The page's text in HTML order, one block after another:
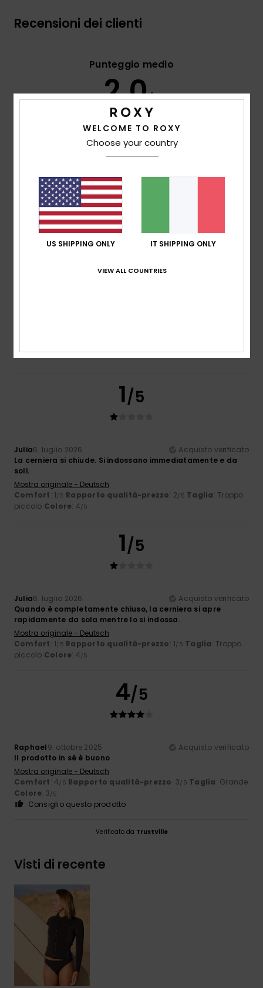
Recensioni dei clienti
Punteggio medio
2.0/5
3 recensioni verificate dal ottobre 2025
Il 33% dei nostri clienti consiglia questo prodotto
Comfort
Rapporto qualità-prezzo
Taglia
1/5
Julia6. luglio 2026
Acquisto verificato
La cerniera si chiude. Si indossano immediatamente e da
soli.
Mostra originale - Deutsch
Comfort: 1/5 Rapporto qualità-prezzo: 2/5 Taglia: Troppo
piccolo Colore: 4/5
1/5
Julia6. luglio 2026
Acquisto verificato
Quando è completamente chiuso, la cerniera si apre
rapidamente da sola mentre lo si indossa.
Mostra originale - Deutsch
Comfort: 1/5 Rapporto qualità-prezzo: 1/5 Taglia: Troppo
piccolo Colore: 4/5
4/5
Raphael9. ottobre 2025
Acquisto verificato
Il prodotto in sé è buono
Mostra originale - Deutsch
Comfort: 4/5 Rapporto qualità-prezzo: 3/5 Taglia: Grande
Colore: 3/5
Consiglio questo prodotto
Verificato da TrustVille
Visti di recente
WELCOME TO ROXY
Choose your country
US SHIPPING ONLY IT SHIPPING ONLY
VIEW ALL COUNTRIES